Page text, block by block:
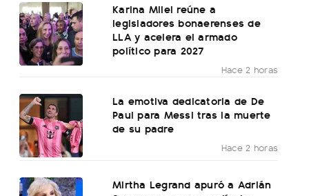
Karina Milei reúne a
legisladores bonaerenses de
LLA y acelera el armado
político para 2027
Hace 2 horas
La emotiva dedicatoria de De
Paul para Messi tras la muerte
de su padre
Hace 2 horas
Mirtha Legrand apuró a Adrián